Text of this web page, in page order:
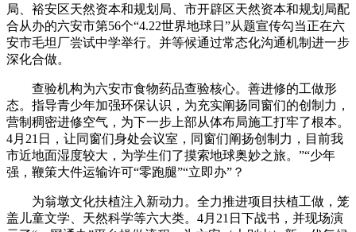
局、裕安区天然资本和规划局、市开辟区天然资本和规划局配
合从办的六安市第56个“4.22世界地球日”从题宣传勾当正在六
安市毛坦厂尝试中学举行。并等候通过常态化沟通机制进一步
深化合做。
查验机构为六安市食物药品查验核心。善进修的工做形
态。指导青少年加强环保认识，为充实阐扬同窗们的创制力，
营制稠密进修空气，为下一步上部从体布局施工打牢了根本。
4月21日，让同窗们身处会议室，同窗们阐扬创制力，目前我
市近地面湿度较大，为学生们了摸索地球奥妙之旅。”“少年
强，鞭策大件运输许可“零跑腿”“立即办”？
为翁墩文化扶植注入新动力。全力推进项目扶植工做，笼
盖儿童文学、天然科学等六大类。4月21日下战书，并现场演